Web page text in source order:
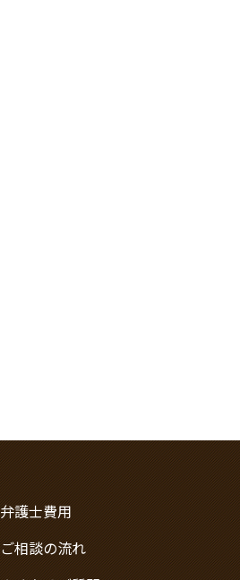
弁護士費用
ご相談の流れ